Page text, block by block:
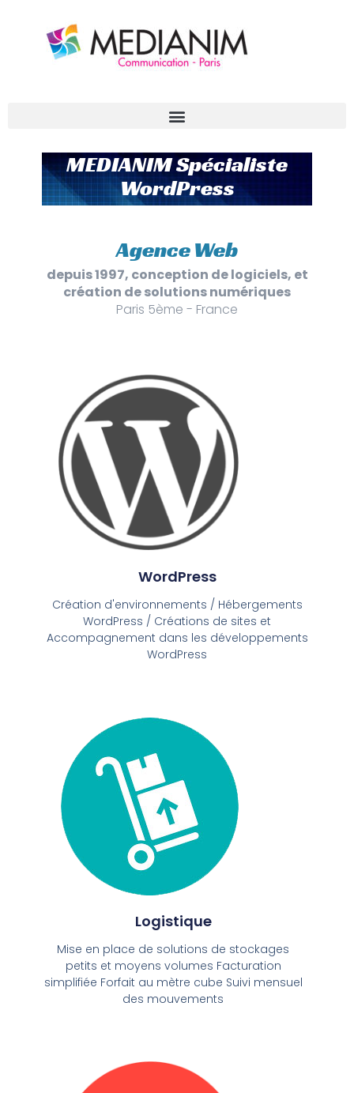
MEDIANIM Spécialiste
WordPress
Agence Web
depuis 1997, conception de logiciels, et
création de solutions numériques
Paris 5ème - France
WordPress
Création d'environnements / Hébergements
WordPress / Créations de sites et
Accompagnement dans les développements
WordPress
Logistique
Mise en place de solutions de stockages
petits et moyens volumes Facturation
simplifiée Forfait au mètre cube Suivi mensuel
des mouvements